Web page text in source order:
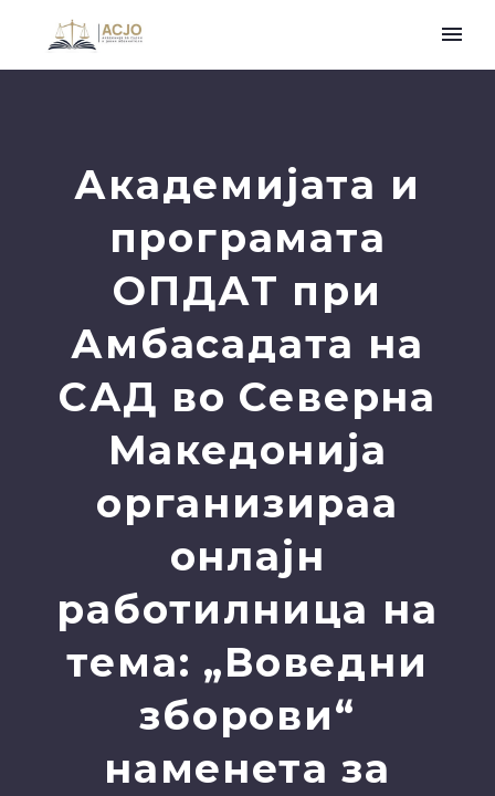
Академијата и
програмата
ОПДАТ при
Амбасадата на
САД во Северна
Македонија
организираа
онлајн
работилница на
тема: „Воведни
зборови“
наменета за